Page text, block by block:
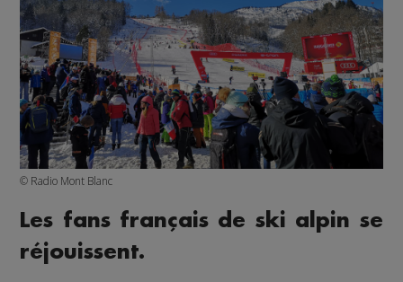
© Radio Mont Blanc
Les fans français de ski alpin se
réjouissent.